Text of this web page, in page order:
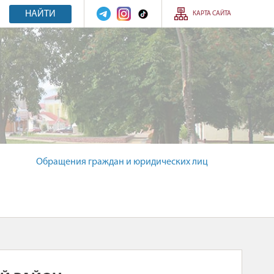
НАЙТИ КАРТА САЙТА
Обращения граждан и юридических лиц